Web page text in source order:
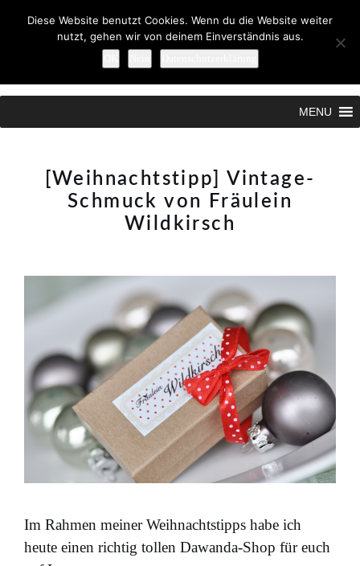
MENU
[Weihnachtstipp] Vintage-
Schmuck von Fräulein
Wildkirsch
Im Rahmen meiner Weihnachtstipps habe ich
heute einen richtig tollen Dawanda-Shop für euch
Diese Website benutzt Cookies. Wenn du die Website weiter
nutzt, gehen wir von deinem Einverständnis aus.